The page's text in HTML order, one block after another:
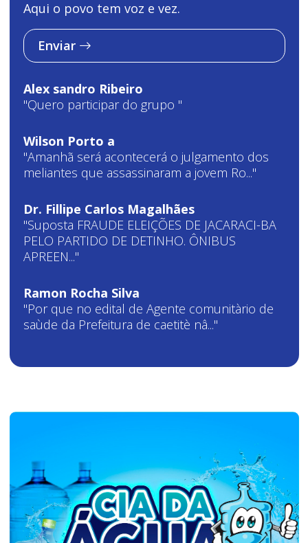
Aqui o povo tem voz e vez.
Enviar
Alex sandro Ribeiro
"Quero participar do grupo "
Wilson Porto a
"Amanhã será acontecerá o julgamento dos
meliantes que assassinaram a jovem Ro..."
Dr. Fillipe Carlos Magalhães
"Suposta FRAUDE ELEIÇÕES DE JACARACI-BA
PELO PARTIDO DE DETINHO. ÔNIBUS
APREEN..."
Ramon Rocha Silva
"Por que no edital de Agente comunitàrio de
saùde da Prefeitura de caetitè nâ..."